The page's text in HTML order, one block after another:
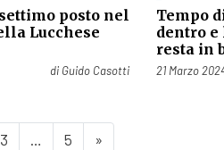
posto nel
Lucchese
di Guido Casotti
Tempo
dentro e
resta in
Pubblicato il
21 Marzo
3 … 5 »